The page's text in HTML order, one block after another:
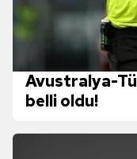
Avustralya-
belli oldu!